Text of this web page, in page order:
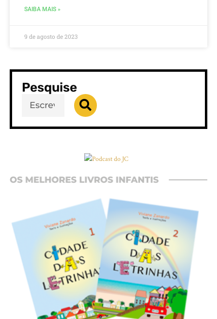
SAIBA MAIS »
9 de agosto de 2023
Pesquise